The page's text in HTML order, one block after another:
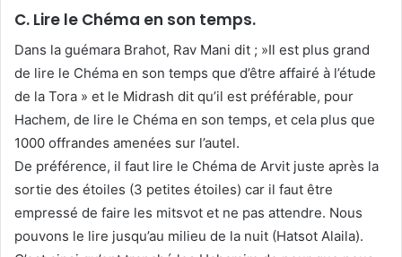
C. Lire le Chéma en son temps.
Dans la guémara Brahot, Rav Mani dit ; »Il est plus grand
de lire le Chéma en son temps que d’être affairé à l’étude
de la Tora » et le Midrash dit qu’il est préférable, pour
Hachem, de lire le Chéma en son temps, et cela plus que
1000 offrandes amenées sur l’autel.
De préférence, il faut lire le Chéma de Arvit juste après la
sortie des étoiles (3 petites étoiles) car il faut être
empressé de faire les mitsvot et ne pas attendre. Nous
pouvons le lire jusqu’au milieu de la nuit (Hatsot Alaila).